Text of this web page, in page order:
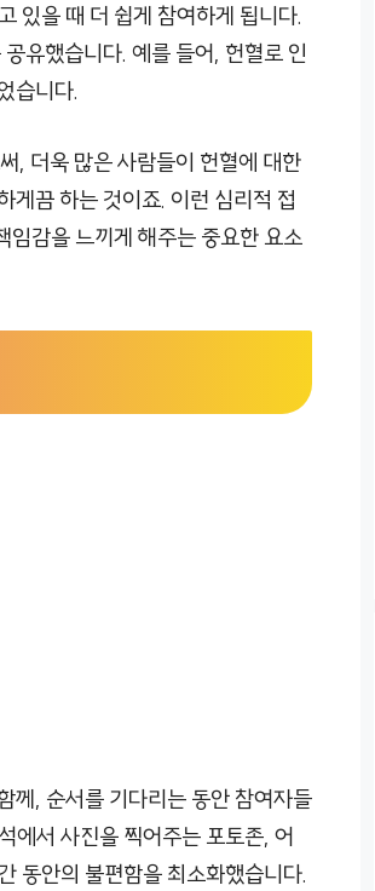
있을 때 더 쉽게 참여하게 됩니다.
유했습니다. 예를 들어, 헌혈로 인
습니다.
, 더욱 많은 사람들이 헌혈에 대한
게끔 하는 것이죠. 이런 심리적 접
임감을 느끼게 해주는 중요한 요소
께, 순서를 기다리는 동안 참여자들
에서 사진을 찍어주는 포토존, 어
동안의 불편함을 최소화했습니다.